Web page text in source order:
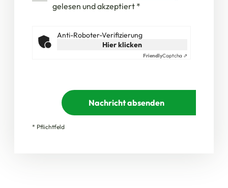
gelesen und akzeptiert *
Anti-Roboter-Verifizierung
Hier klicken
FriendlyCaptcha ⇗
Nachricht absenden
* Pflichtfeld